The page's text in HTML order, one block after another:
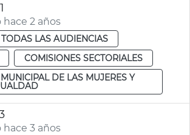
2 años
TODAS LAS AUDIENCIAS
COMISIONES SECTORIALES
DE LAS MUJERES Y
3 años